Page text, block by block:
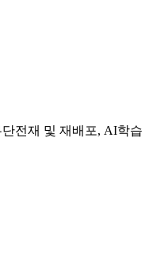
전재 및 재배포, AI학습